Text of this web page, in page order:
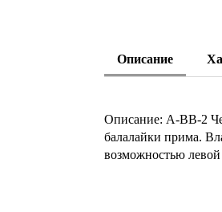
Описание
Описание: A-BB-2
балалайки прима.
возможностью